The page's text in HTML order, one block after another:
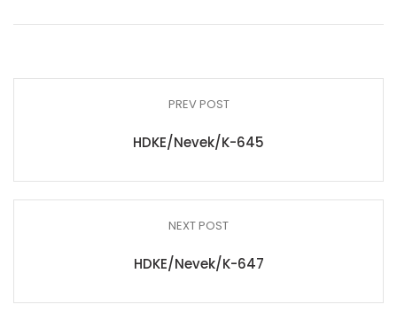
PREV POST
HDKE/Nevek/K-645
NEXT POST
HDKE/Nevek/K-647